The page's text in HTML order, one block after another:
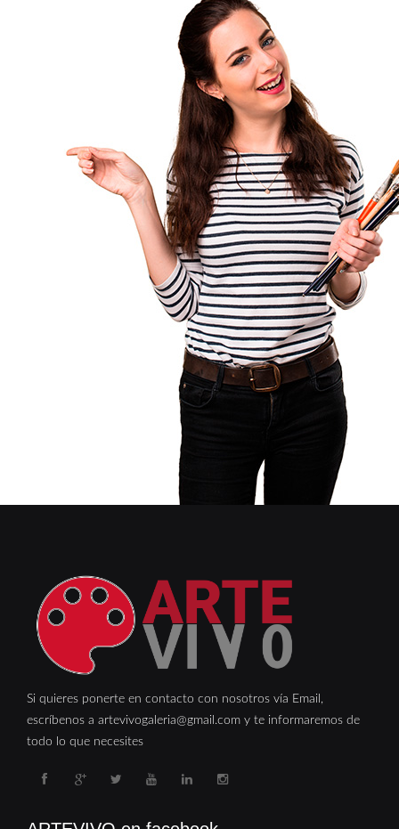
Si quieres ponerte en contacto con nosotros vía Email,
escríbenos a artevivogaleria@gmail.com y te informaremos de
todo lo que necesites